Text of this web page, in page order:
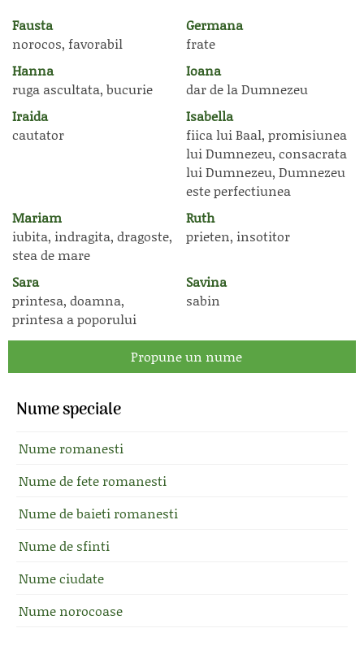
Fausta
norocos, favorabil
Germana
frate
Hanna
ruga ascultata, bucurie
Ioana
dar de la Dumnezeu
Iraida
cautator
Isabella
fiica lui Baal, promisiunea
lui Dumnezeu, consacrata
lui Dumnezeu, Dumnezeu
este perfectiunea
Mariam
iubita, indragita, dragoste,
stea de mare
Ruth
prieten, insotitor
Sara
printesa, doamna,
printesa a poporului
Savina
sabin
Propune un nume
Nume speciale
Nume romanesti
Nume de fete romanesti
Nume de baieti romanesti
Nume de sfinti
Nume ciudate
Nume norocoase